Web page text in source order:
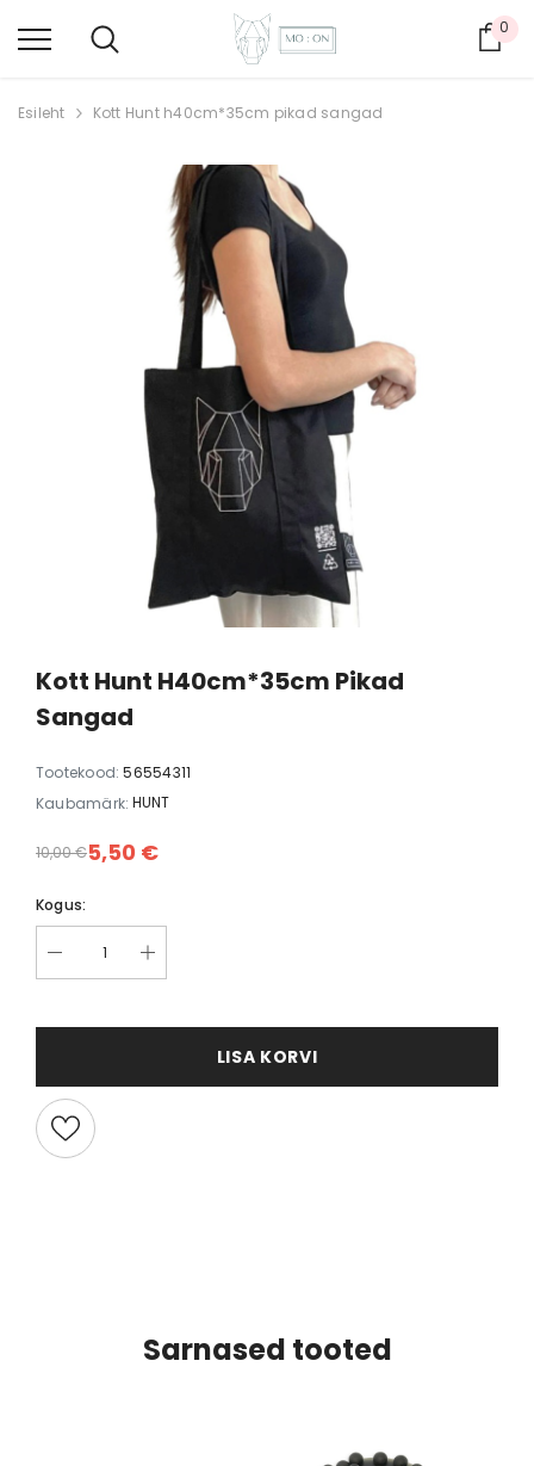
0
Esileht Kott Hunt h40cm*35cm pikad sangad
Kott Hunt H40cm*35cm Pikad
Sangad
Tootekood: 56554311
Kaubamärk: HUNT
5,50 €
10,00 €
Kogus:
LISA KORVI
Sarnased tooted
Kõrvarõngad Dopamine 3,5cm
must
35,00 €